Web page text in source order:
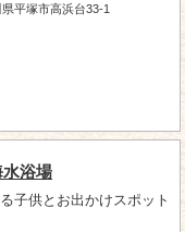
平塚市高浜台33-1
水浴場
子供とお出かけスポット